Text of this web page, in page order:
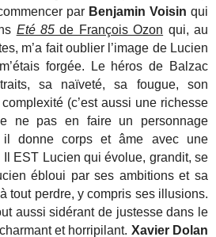
par Benjamin Voisin qui
Eté 85 de François Ozon qui, au
m’a fait oublier l’image de Lucien
forgée. Le héros de Balzac
sa naïveté, sa fougue, son
(c’est aussi une richesse
ne pas en faire un personnage
il donne corps et âme avec une
EST Lucien qui évolue, grandit, se
ébloui par ses ambitions et sa
tout perdre, y compris ses illusions.
aussi sidérant de justesse dans le
et horripilant. Xavier Dolan